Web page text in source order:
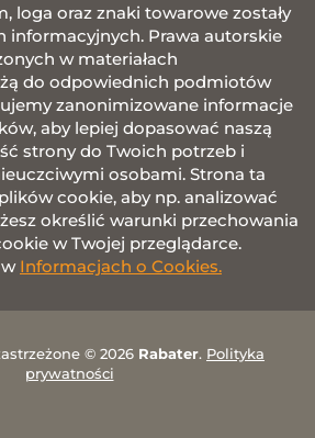
loga oraz znaki towarowe zostały
informacyjnych. Prawa autorskie
w materiałach
do odpowiednich podmiotów
zanonimizowane informacje
aby lepiej dopasować naszą
strony do Twoich potrzeb i
osobami. Strona ta
cookie, aby np. analizować
określić warunki przechowania
w Twojej przeglądarce.
Informacjach o Cookies.
© 2026 Rabater. Polityka
prywatności